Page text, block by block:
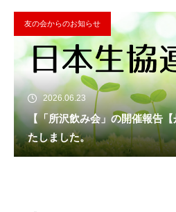
友の会からのお知らせ
2026.06.23
【「所沢飲み会」の開催報告
たしました。